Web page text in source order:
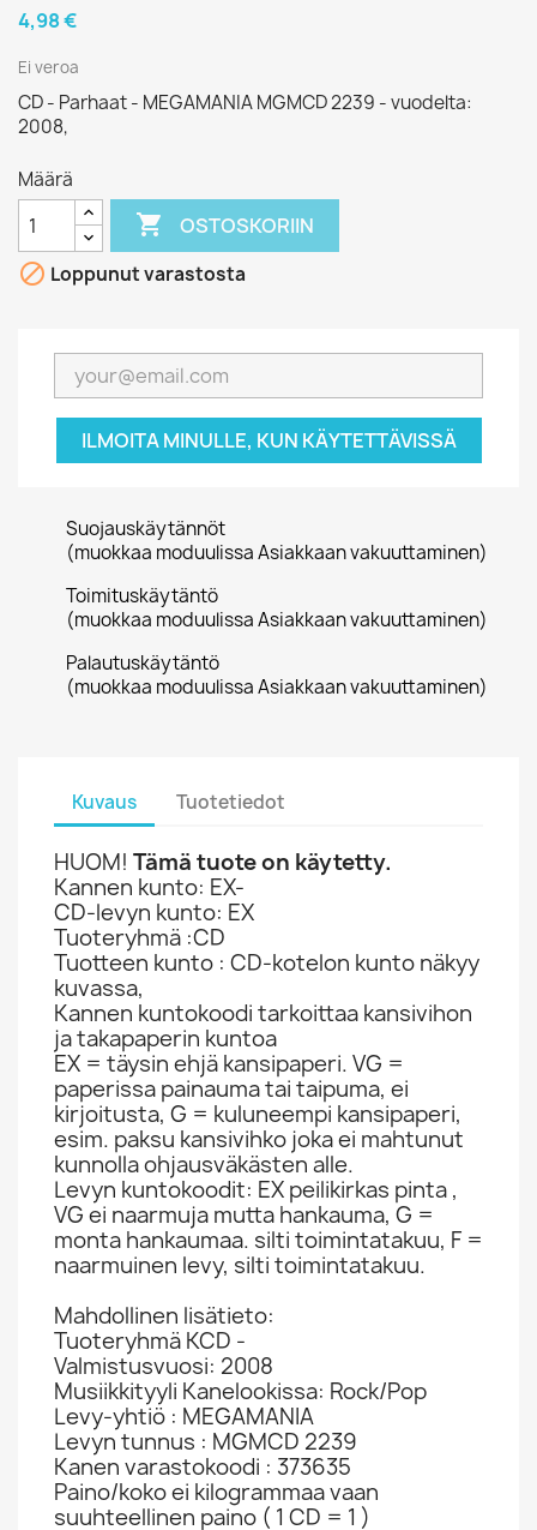
4,98 €
Ei veroa
CD - Parhaat - MEGAMANIA MGMCD 2239 - vuodelta:
2008,
Määrä
 OSTOSKORIIN
 Loppunut varastosta
ILMOITA MINULLE, KUN KÄYTETTÄVISSÄ
Suojauskäytännöt
(muokkaa moduulissa Asiakkaan vakuuttaminen)
Toimituskäytäntö
(muokkaa moduulissa Asiakkaan vakuuttaminen)
Palautuskäytäntö
(muokkaa moduulissa Asiakkaan vakuuttaminen)
Kuvaus Tuotetiedot
HUOM! Tämä tuote on käytetty.
Kannen kunto: EX-
CD-levyn kunto: EX
Tuoteryhmä :CD
Tuotteen kunto : CD-kotelon kunto näkyy
kuvassa,
Kannen kuntokoodi tarkoittaa kansivihon
ja takapaperin kuntoa
EX = täysin ehjä kansipaperi. VG =
paperissa painauma tai taipuma, ei
kirjoitusta, G = kuluneempi kansipaperi,
esim. paksu kansivihko joka ei mahtunut
kunnolla ohjausväkästen alle.
Levyn kuntokoodit: EX peilikirkas pinta ,
VG ei naarmuja mutta hankauma, G =
monta hankaumaa. silti toimintatakuu, F =
naarmuinen levy, silti toimintatakuu.
Mahdollinen lisätieto:
Tuoteryhmä KCD -
Valmistusvuosi: 2008
Musiikkityyli Kanelookissa: Rock/Pop
Levy-yhtiö : MEGAMANIA
Levyn tunnus : MGMCD 2239
Kanen varastokoodi : 373635
Paino/koko ei kilogrammaa vaan
suuhteellinen paino ( 1 CD = 1 )